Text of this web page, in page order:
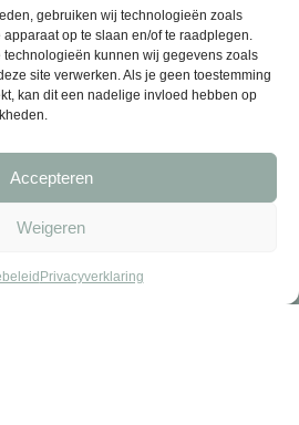
gebruiken wij technologieën zoals
op te slaan en/of te raadplegen.
technologieën kunnen wij gegevens zoals
site verwerken. Als je geen toestemming
kan dit een nadelige invloed hebben op
Accepteren
Weigeren
Privacyverklaring